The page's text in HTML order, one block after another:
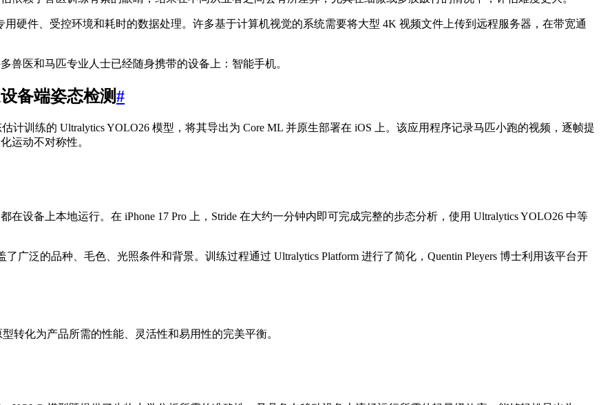
硬件、受控环境和耗时的数据处理。许多基于计算机视觉的系统需要将大型 4K 视频文件上传到远程服务器，在带宽通
兽医和马匹专业人士已经随身携带的设备上：智能手机。
备端姿态检测#
计训练的 Ultralytics YOLO26 模型，将其导出为 Core ML 并原生部署在 iOS 上。该应用程序记录马匹小跑的视频，逐帧提
运动不对称性。
设备上本地运行。在 iPhone 17 Pro 上，Stride 在大约一分钟内即可完成完整的步态分析，使用 Ultralytics YOLO26 中等
广泛的品种、毛色、光照条件和背景。训练过程通过 Ultralytics Platform 进行了简化，Quentin Pleyers 博士利用该平台开
转化为产品所需的性能、灵活性和易用性的完美平衡。